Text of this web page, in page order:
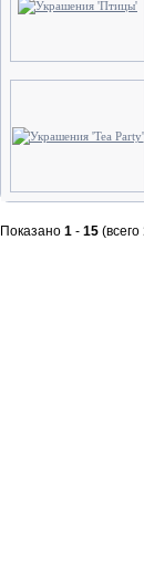
Показано 1 - 15 (всего